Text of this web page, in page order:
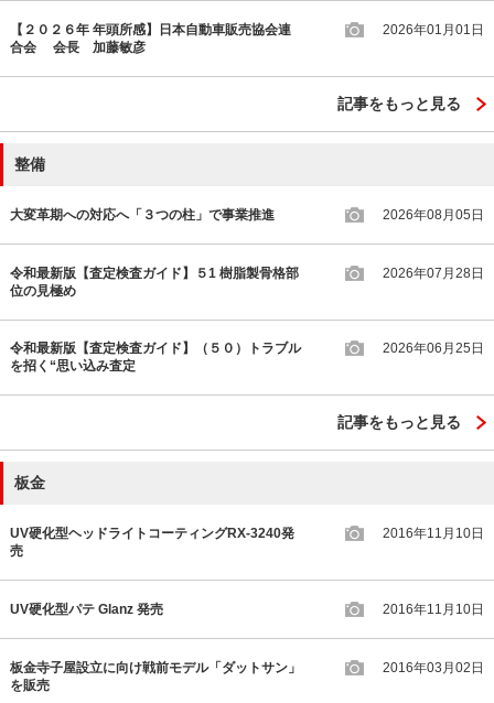
【２０２６年 年頭所感】日本自動車販売協会連
合会 会長 加藤敏彦
2026年01月01日
記事をもっと見る
整備
大変革期への対応へ「３つの柱」で事業推進 2026年08月05日
令和最新版【査定検査ガイド】５1 樹脂製骨格部
位の見極め
2026年07月28日
令和最新版【査定検査ガイド】（５０）トラブル
を招く“思い込み査定
2026年06月25日
記事をもっと見る
板金
UV硬化型ヘッドライトコーティングRX-3240発
売
2016年11月10日
UV硬化型パテ Glanz 発売 2016年11月10日
板金寺子屋設立に向け戦前モデル「ダットサン」
を販売
2016年03月02日